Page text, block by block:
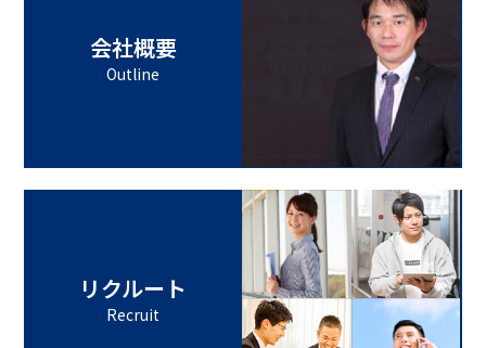
会社概要
Outline
リクルート
Recruit